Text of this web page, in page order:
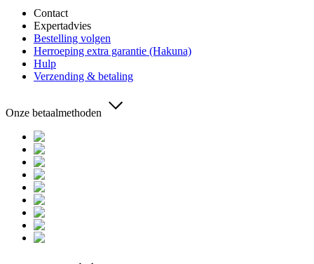
Contact
Expertadvies
Bestelling volgen
Herroeping extra garantie (Hakuna)
Hulp
Verzending & betaling
Onze betaalmethoden